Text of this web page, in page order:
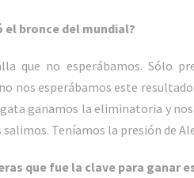
el bronce del mundial?
que no esperábamos. Sólo
nos esperábamos este
ganamos la eliminatoria y
salimos. Teníamos la presión de
que fue la clave para ganar